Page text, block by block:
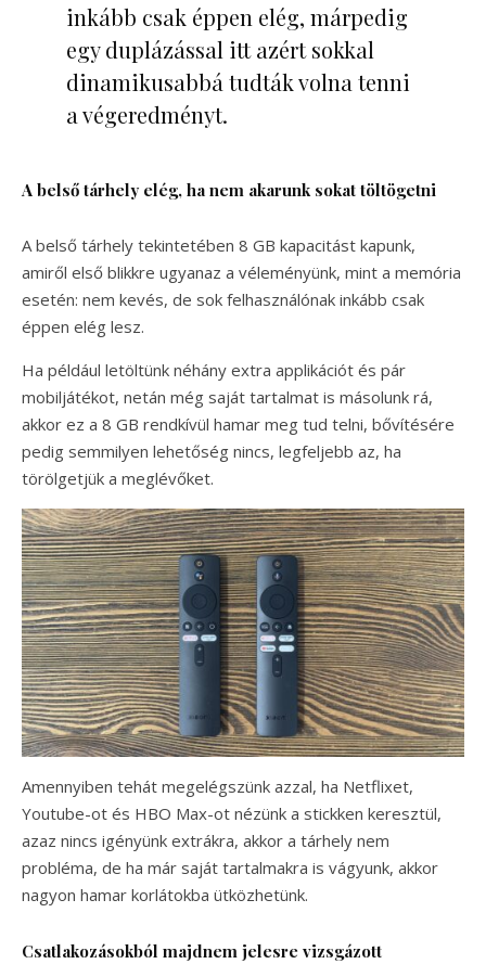
inkább csak éppen elég, márpedig
egy duplázással itt azért sokkal
dinamikusabbá tudták volna tenni
a végeredményt.
A belső tárhely elég, ha nem akarunk sokat töltögetni
A belső tárhely tekintetében 8 GB kapacitást kapunk,
amiről első blikkre ugyanaz a véleményünk, mint a memória
esetén: nem kevés, de sok felhasználónak inkább csak
éppen elég lesz.
Ha például letöltünk néhány extra applikációt és pár
mobiljátékot, netán még saját tartalmat is másolunk rá,
akkor ez a 8 GB rendkívül hamar meg tud telni, bővítésére
pedig semmilyen lehetőség nincs, legfeljebb az, ha
törölgetjük a meglévőket.
Amennyiben tehát megelégszünk azzal, ha Netflixet,
Youtube-ot és HBO Max-ot nézünk a stickken keresztül,
azaz nincs igényünk extrákra, akkor a tárhely nem
probléma, de ha már saját tartalmakra is vágyunk, akkor
nagyon hamar korlátokba ütközhetünk.
Csatlakozásokból majdnem jelesre vizsgázott